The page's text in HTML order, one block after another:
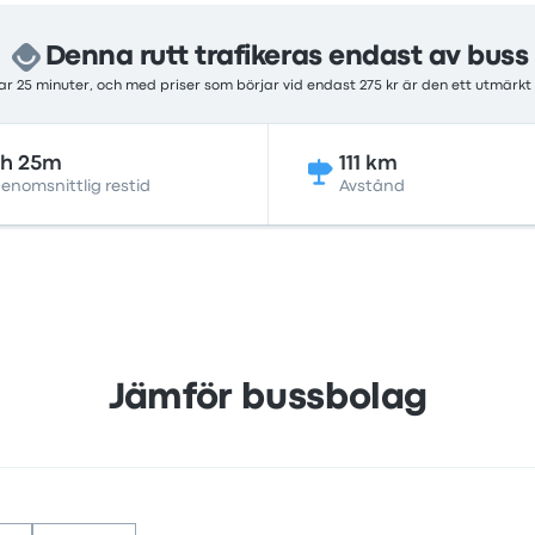
Denna rutt trafikeras endast av buss
25 minuter, och med priser som börjar vid endast 275 kr är den ett utmärkt
25m
restid
111 km
Avstånd
Jämför bussbolag